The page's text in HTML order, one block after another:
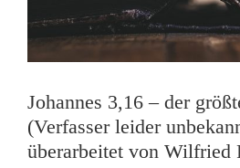
Johannes 3,16 – der
(Verfasser leider
überarbeitet von Wilfried